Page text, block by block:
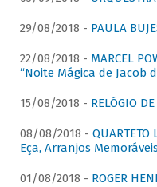
29/08/2018 - PAULA
22/08/2018 - MARCEL
“Noite Mágica de Jacob
15/08/2018 - RELÓGIO
08/08/2018 -
Eça, Arranjos
01/08/2018 - ROGER